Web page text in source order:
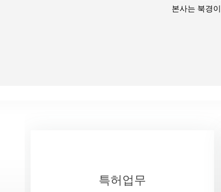
본사는 북경
특허업무